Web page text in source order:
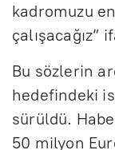
kadromuzu
çalışacağız”
Bu sözlerin
hedefindeki
sürüldü.
50 milyon